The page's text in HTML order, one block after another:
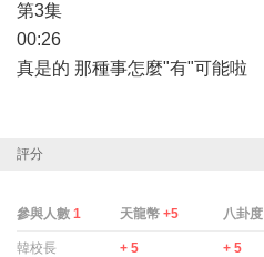
第3集
00:26
真是的 那種事怎麼"有"可能啦
評分
參與人數 1 天龍幣 +5 八卦度
韓校長 + 5 + 5